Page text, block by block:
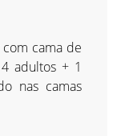
cama de
adultos + 1
nas camas